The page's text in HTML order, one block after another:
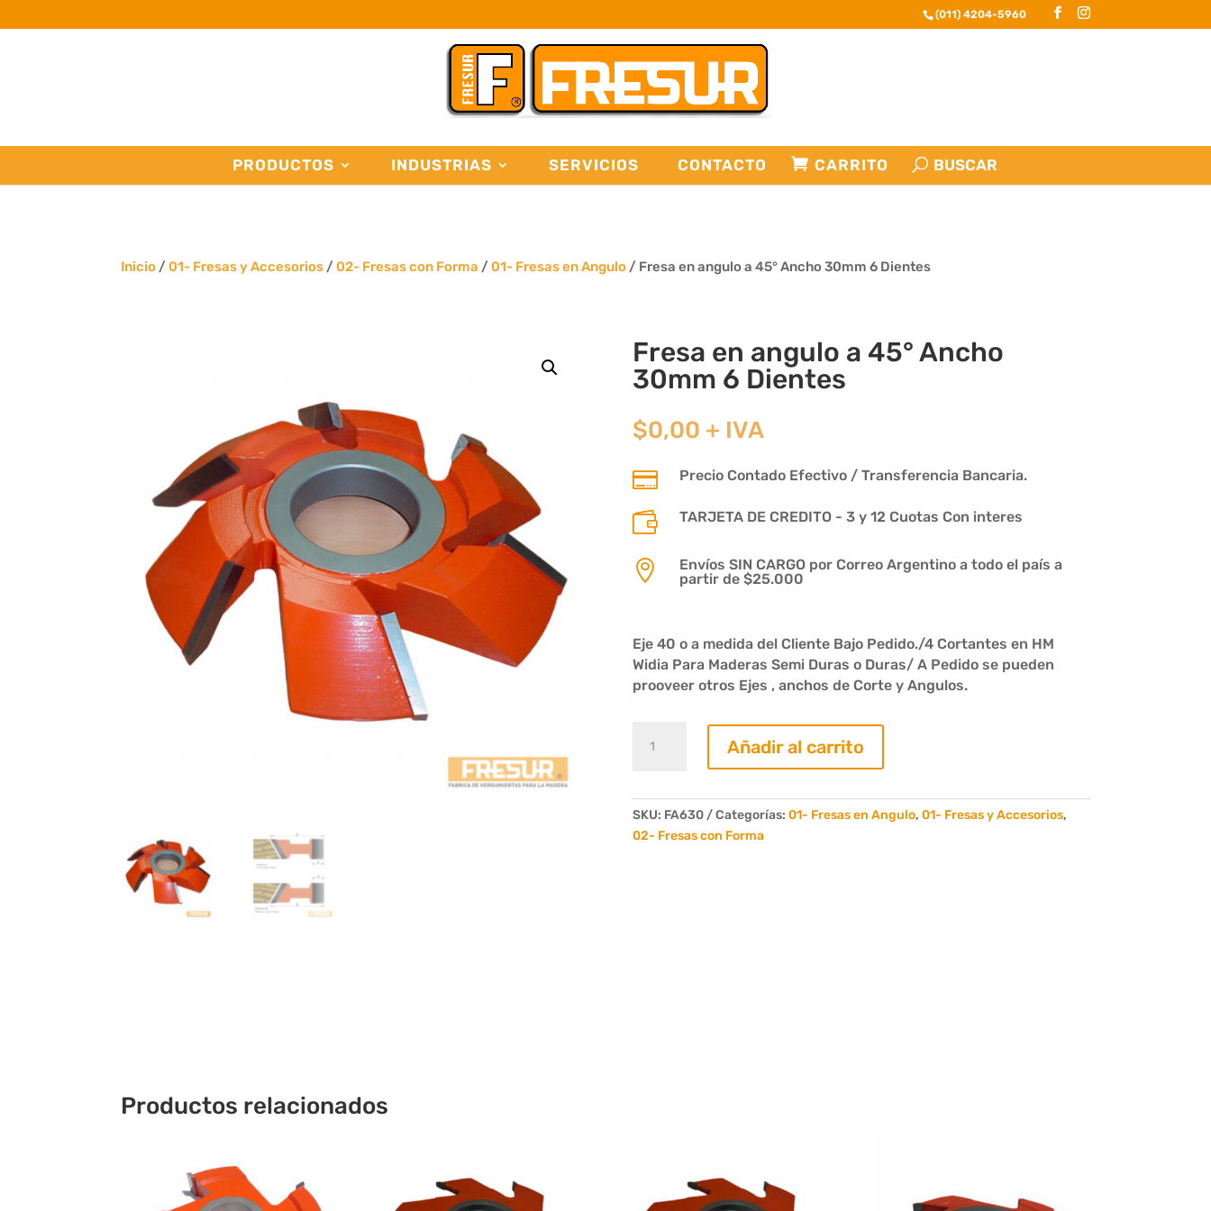
(011) 4204-5960
PRODUCTOS INDUSTRIAS SERVICIOS CONTACTO CARRITO
Inicio /01- Fresas y Accesorios /02- Fresas con Forma /01- Fresas en Angulo / Fresa en angulo a 45° Ancho 30mm 6 Dientes
Fresa en angulo a 45° Ancho
30mm 6 Dientes
$0,00 + IVA
 Precio Contado Efectivo / Transferencia Bancaria.
 TARJETA DE CREDITO - 3 y 12 Cuotas Con interes

Envíos SIN CARGO por Correo Argentino a todo el país a
partir de $25.000
Eje 40 o a medida del Cliente Bajo Pedido./4 Cortantes en HM
Widia Para Maderas Semi Duras o Duras/ A Pedido se pueden
prooveer otros Ejes , anchos de Corte y Angulos.
45°
Ancho
Añadir al carrito
SKU: FA630 Categorías: 01- Fresas en Angulo, 01- Fresas y Accesorios,
02- Fresas con Forma
Productos relacionados